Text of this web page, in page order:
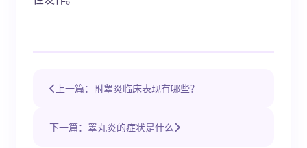
上一篇：附睾炎临床表现有哪些？
下一篇：睾丸炎的症状是什么